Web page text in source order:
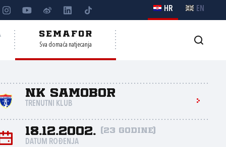
HR EN
SEMAFOR
Sva domaća natjecanja
NK Samobor
TRENUTNI KLUB
18.12.2002. (23 godine)
DATUM ROĐENJA